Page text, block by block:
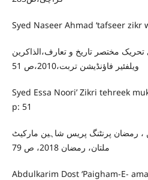
Syed Naseer Ahmad ‘tafseer zikr
مختصر تاریخ و تعارف،الذاکرین
ویلفئیر فاؤنڈیشن تربت،2010،ص 51
Syed Essa Noori’ Zikri tehreek
p: 51
، رمضان پرنٹنگ پریس شاہین مارکیٹ
ملتان، رمضان 2018، ص 79
Abdulkarim Dost ‘Paigham-E-